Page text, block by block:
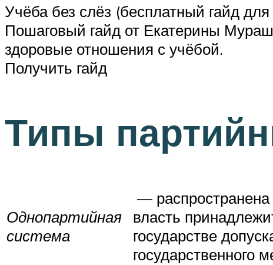
Учёба без слёз (бесплатный гайд
Пошаговый гайд от Екатерины
здоровые отношения с учёбой.
Получить гайд
Типы
Однопартийная
система
—
власть
государстве
государственного